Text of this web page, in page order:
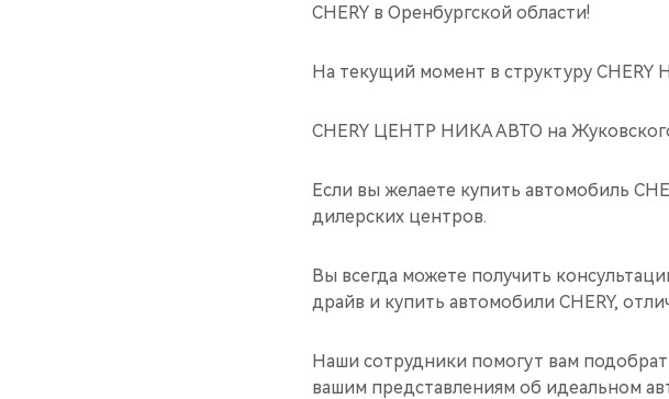
CHERY в Оренбургской области!
На текущий момент в структуру CHERY
CHERY ЦЕНТР НИКА АВТО на
Если вы желаете купить автомобиль
дилерских центров.
Вы всегда можете получить
драйв и купить автомобили CHERY,
Наши сотрудники помогут вам
вашим представлениям об идеальном